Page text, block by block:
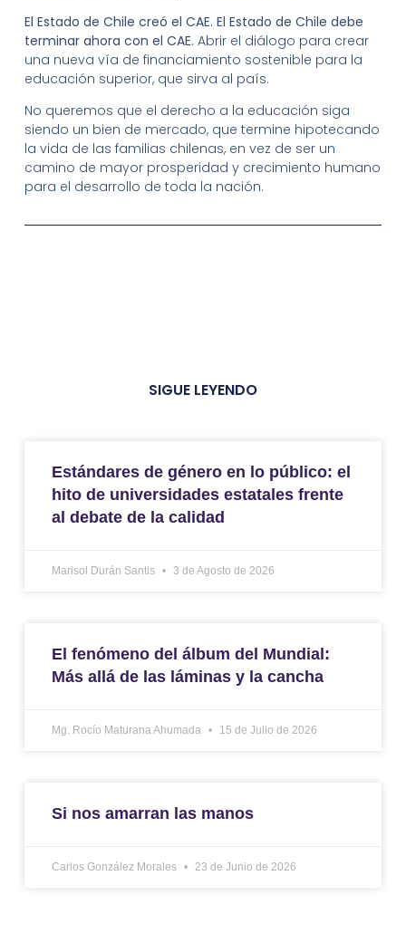
El Estado de Chile creó el CAE. El Estado de Chile debe
terminar ahora con el CAE. Abrir el diálogo para crear
una nueva vía de financiamiento sostenible para la
educación superior, que sirva al país.
No queremos que el derecho a la educación siga
siendo un bien de mercado, que termine hipotecando
la vida de las familias chilenas, en vez de ser un
camino de mayor prosperidad y crecimiento humano
para el desarrollo de toda la nación.
SIGUE LEYENDO
Estándares de género en lo público: el
hito de universidades estatales frente
al debate de la calidad
Marisol Durán Santis 3 de Agosto de 2026
El fenómeno del álbum del Mundial:
Más allá de las láminas y la cancha
Mg. Rocío Maturana Ahumada 15 de Julio de 2026
Si nos amarran las manos
Carlos González Morales 23 de Junio de 2026